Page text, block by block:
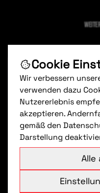
Cookie
Wir verbessern
verwenden dazu
Nutzererlebnis
akzeptieren.
gemäß den
Darstellung
Alle